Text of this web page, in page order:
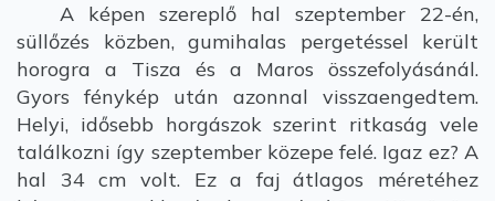
A képen szereplő hal szeptember 22-én,
süllőzés közben, gumihalas pergetéssel került
horogra a Tisza és a Maros összefolyásánál.
Gyors fénykép után azonnal visszaengedtem.
Helyi, idősebb horgászok szerint ritkaság vele
találkozni így szeptember közepe felé. Igaz ez? A
hal 34 cm volt. Ez a faj átlagos méretéhez